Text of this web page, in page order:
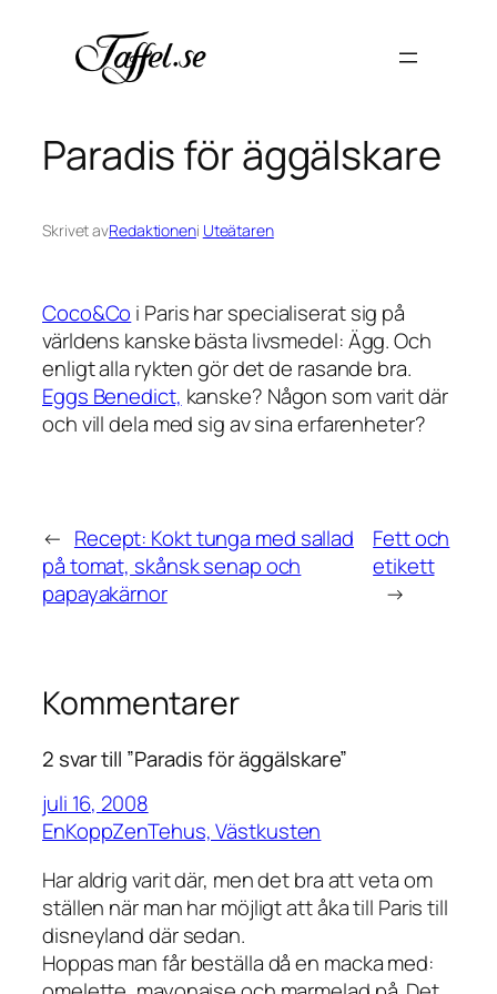
innehåll
Paradis för äggälskare
Skrivet avRedaktioneni Uteätaren
Coco&Co i Paris har specialiserat sig på
världens kanske bästa livsmedel: Ägg. Och
enligt alla rykten gör det de rasande bra.
Eggs Benedict, kanske? Någon som varit där
och vill dela med sig av sina erfarenheter?
← Recept: Kokt tunga med sallad
på tomat, skånsk senap och
papayakärnor
Fett och
etikett
→
Kommentarer
2 svar till ”Paradis för äggälskare”
juli 16, 2008
EnKoppZenTehus, Västkusten
Har aldrig varit där, men det bra att veta om
ställen när man har möjligt att åka till Paris till
disneyland där sedan.
Hoppas man får beställa då en macka med: